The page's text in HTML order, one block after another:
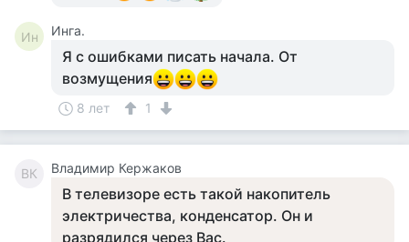
Ин Инга.
Я с ошибками писать начала. От
возмущения
8 лет 1
ВК Владимир Кержаков
В телевизоре есть такой накопитель
электричества, конденсатор. Он и
разрядился через Вас.